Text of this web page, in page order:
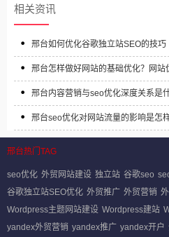
相关资讯
邢台如何优化谷歌独立站SEO的技巧‌
邢台怎样做好网站的基础优化？网站
邢台内容营销与seo优化深度关系是什
邢台seo优化对网站流量的影响是怎样
邢台热门TAG
seo优化 外贸网站建设 独立站 谷歌seo
谷歌独立站SEO优化 外贸推广 外贸营销
Wordpress主题网站建设 Wordpress建站
yandex外贸营销 yandex推广 yandex开户